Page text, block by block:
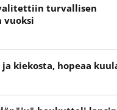
turvallisen
vuoksi
kiekosta, hopeaa